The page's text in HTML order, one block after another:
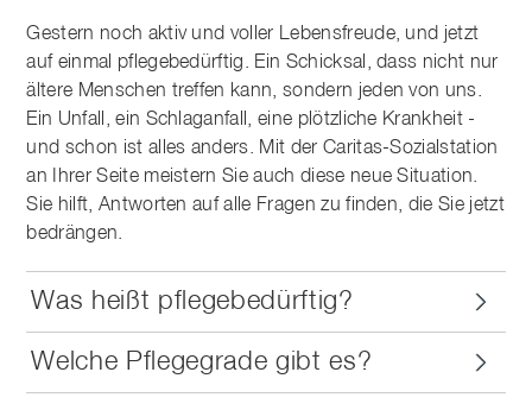
Gestern noch aktiv und voller Lebensfreude, und jetzt
auf einmal pflegebedürftig. Ein Schicksal, dass nicht nur
ältere Menschen treffen kann, sondern jeden von uns.
Ein Unfall, ein Schlaganfall, eine plötzliche Krankheit -
und schon ist alles anders. Mit der Caritas-Sozialstation
an Ihrer Seite meistern Sie auch diese neue Situation.
Sie hilft, Antworten auf alle Fragen zu finden, die Sie jetzt
bedrängen.
Was heißt pflegebedürftig?
Welche Pflegegrade gibt es?